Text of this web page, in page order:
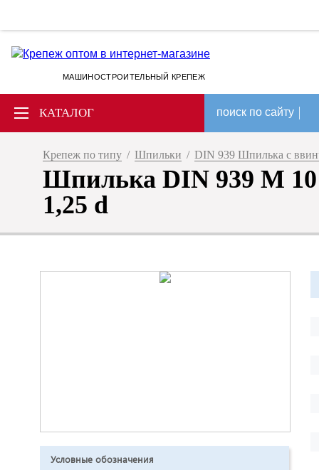
МАШИНОСТРОИТЕЛЬНЫЙ КРЕПЕЖ
КАТАЛОГ поиск по сайту
Крепеж по типу / Шпильки / DIN 939 Шпилька с
Шпилька DIN 939 M 10
1,25 d
Условные обозначения